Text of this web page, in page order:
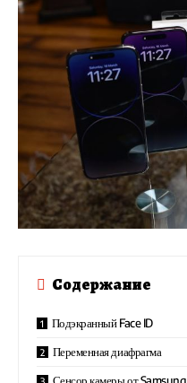
Содержание
Подэкранный Face ID
Переменная диафрагма
Сенсор камеры от Samsung